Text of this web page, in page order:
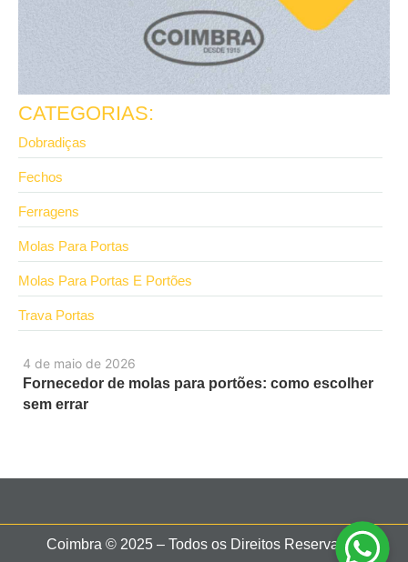
4 de maio de 2026
Fornecedor de molas para portões: como escolher
sem errar
CATEGORIAS:
Dobradiças
Fechos
Ferragens
Molas Para Portas
Molas Para Portas E Portões
Trava Portas
Coimbra © 2025 – Todos os Direitos Reservados